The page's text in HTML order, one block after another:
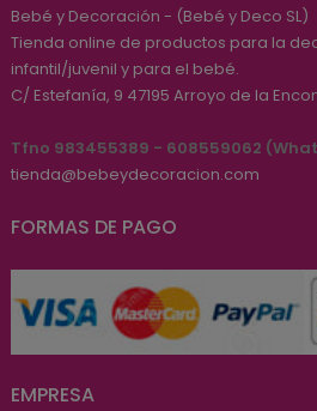
Bebé y Decoración - (Bebé y Deco SL)
Tienda online de productos para la
infantil/juvenil y para el bebé.
C/ Estefanía, 9 47195 Arroyo de la
Tfno 983455389 - 608559062
tienda@bebeydecoracion.com
FORMAS DE PAGO
EMPRESA